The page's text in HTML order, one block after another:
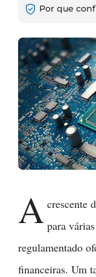
Por que
A crescente
para
regulamentado
financeiras. Um